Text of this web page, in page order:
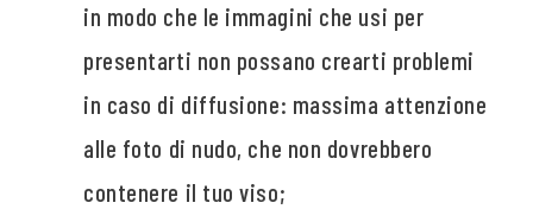
in modo che le immagini che usi per
presentarti non possano crearti problemi
in caso di diffusione: massima attenzione
alle foto di nudo, che non dovrebbero
contenere il tuo viso;